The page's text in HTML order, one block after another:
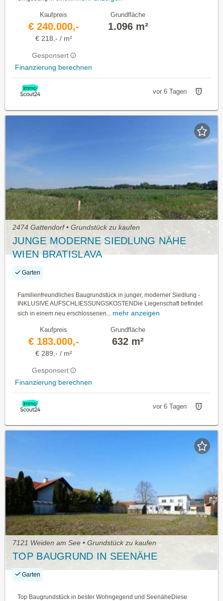
Kaufpreis
€ 240.000,-
€ 218,- / m²
Gesponsert
Finanzierung berechnen
Grundfläche
1.096 m²
vor 6 Tagen
2474 Gattendorf • Grundstück zu kaufen
JUNGE MODERNE SIEDLUNG NÄHE
WIEN BRATISLAVA
Garten
Familienfreundliches Baugrundstück in junger, moderner Siedlung -
INKLUSIVE AUFSCHLIESSUNGSKOSTENDie Liegenschaft befindet
sich in einem neu erschlossenen... mehr anzeigen
Kaufpreis
€ 183.000,-
€ 289,- / m²
Gesponsert
Finanzierung berechnen
Grundfläche
632 m²
vor 6 Tagen
7121 Weiden am See • Grundstück zu kaufen
TOP BAUGRUND IN SEENÄHE
Garten
Top Baugrundstück in bester Wohngegend und SeenäheDiese